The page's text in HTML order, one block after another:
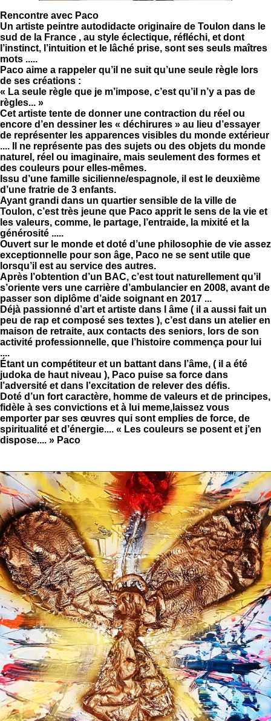
Rencontre avec Paco
Un artiste peintre autodidacte originaire de Toulon dans le
sud de la France , au style éclectique, réfléchi, et dont
l’instinct, l’intuition et le lâché prise, sont ses seuls maîtres
mots .....
Paco aime a rappeler qu’il ne suit qu’une seule règle lors
de ses créations :
« La seule règle que je m’impose, c’est qu’il n’y a pas de
règles... »
Cet artiste tente de donner une contraction du réel ou
encore d’en dessiner les « déchirures » au lieu d’essayer
de représenter les apparences visibles du monde extérieur
.... Il ne représente pas des sujets ou des objets du monde
naturel, réel ou imaginaire, mais seulement des formes et
des couleurs pour elles-mêmes.
Issu d’une famille sicilienne/espagnole, il est le deuxième
d’une fratrie de 3 enfants.
Ayant grandi dans un quartier sensible de la ville de
Toulon, c’est très jeune que Paco apprit le sens de la vie et
les valeurs, comme, le partage, l’entraide, la mixité et la
générosité .....
Ouvert sur le monde et doté d’une philosophie de vie assez
exceptionnelle pour son âge, Paco ne se sent utile que
lorsqu’il est au service des autres.
Après l’obtention d’un BAC, c’est tout naturellement qu’il
s’oriente vers une carrière d’ambulancier en 2008, avant de
passer son diplôme d’aide soignant en 2017 ...
Déjà passionné d’art et artiste dans l âme ( il a aussi fait un
peu de rap et composé ses textes ), c’est dans un atelier en
maison de retraite, aux contacts des seniors, lors de son
activité professionnelle, que l’histoire commença pour lui
....
Étant un compétiteur et un battant dans l’âme, ( il a été
judoka de haut niveau ), Paco puise sa force dans
l’adversité et dans l’excitation de relever des défis.
Doté d’un fort caractère, homme de valeurs et de principes,
fidèle à ses convictions et à lui meme,laissez vous
emporter par ses œuvres qui sont emplies de force, de
spiritualité et d’énergie.... « Les couleurs se posent et j’en
dispose.... » Paco